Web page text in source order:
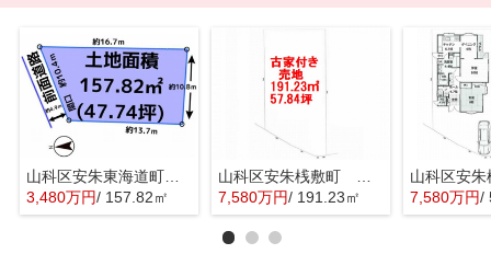
山科区安朱東海道町 売地
3,480万円/ 157.82㎡
7,580万円/ 191.23㎡ 7,580万円/